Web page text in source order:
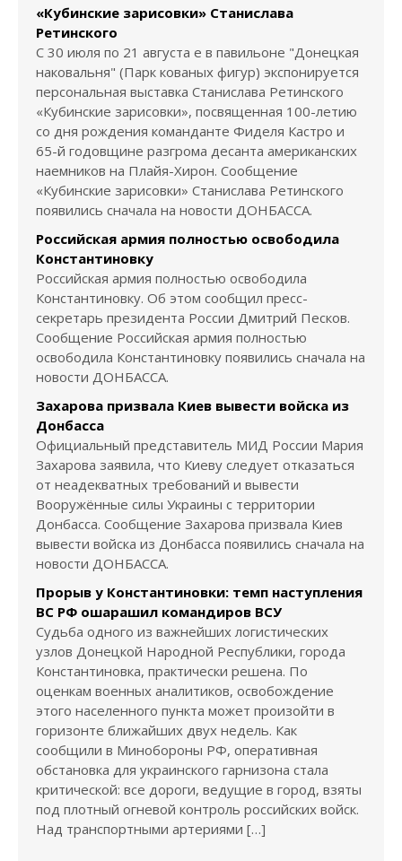
«Кубинские зарисовки» Станислава
Ретинского
С 30 июля по 21 августа е в павильоне "Донецкая
наковальня" (Парк кованых фигур) экспонируется
персональная выставка Станислава Ретинского
«Кубинские зарисовки», посвященная 100-летию
со дня рождения команданте Фиделя Кастро и
65-й годовщине разгрома десанта американских
наемников на Плайя-Хирон. Сообщение
«Кубинские зарисовки» Станислава Ретинского
появились сначала на новости ДОНБАССА.
Российская армия полностью освободила
Константиновку
Российская армия полностью освободила
Константиновку. Об этом сообщил пресс-
секретарь президента России Дмитрий Песков.
Сообщение Российская армия полностью
освободила Константиновку появились сначала на
новости ДОНБАССА.
Захарова призвала Киев вывести войска из
Донбасса
Официальный представитель МИД России Мария
Захарова заявила, что Киеву следует отказаться
от неадекватных требований и вывести
Вооружённые силы Украины с территории
Донбасса. Сообщение Захарова призвала Киев
вывести войска из Донбасса появились сначала на
новости ДОНБАССА.
Прорыв у Константиновки: темп наступления
ВС РФ ошарашил командиров ВСУ
Судьба одного из важнейших логистических
узлов Донецкой Народной Республики, города
Константиновка, практически решена. По
оценкам военных аналитиков, освобождение
этого населенного пункта может произойти в
горизонте ближайших двух недель. Как
сообщили в Минобороны РФ, оперативная
обстановка для украинского гарнизона стала
критической: все дороги, ведущие в город, взяты
под плотный огневой контроль российских войск.
Над транспортными артериями […]